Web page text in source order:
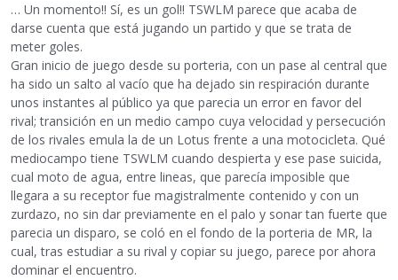
… Un momento!! Sí, es un gol!! TSWLM parece que acaba de
darse cuenta que está jugando un partido y que se trata de
meter goles.
Gran inicio de juego desde su porteria, con un pase al central que
ha sido un salto al vacío que ha dejado sin respiración durante
unos instantes al público ya que parecia un error en favor del
rival; transición en un medio campo cuya velocidad y persecución
de los rivales emula la de un Lotus frente a una motocicleta. Qué
mediocampo tiene TSWLM cuando despierta y ese pase suicida,
cual moto de agua, entre lineas, que parecía imposible que
llegara a su receptor fue magistralmente contenido y con un
zurdazo, no sin dar previamente en el palo y sonar tan fuerte que
parecia un disparo, se coló en el fondo de la porteria de MR, la
cual, tras estudiar a su rival y copiar su juego, parece por ahora
dominar el encuentro.